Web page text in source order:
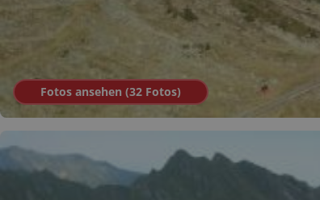
Fotos ansehen (32 Fotos)